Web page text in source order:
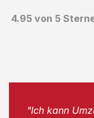
4.95 von 5
"Ich kann